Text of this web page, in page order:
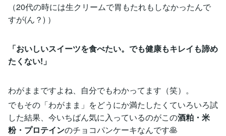
（20代の時には生クリームで胃もたれもしなかったんで
すが(ん？) ）
「おいしいスイーツを食べたい。でも健康もキレイも諦め
たくない!」
わがままですよね、自分でもわかってます（笑）。
でもその「わがまま」をどうにか満たしたくていろいろ試
した結果、今いちばん気に入っているのがこの酒粕・米
粉・プロテインのチョコパンケーキなんです🥞